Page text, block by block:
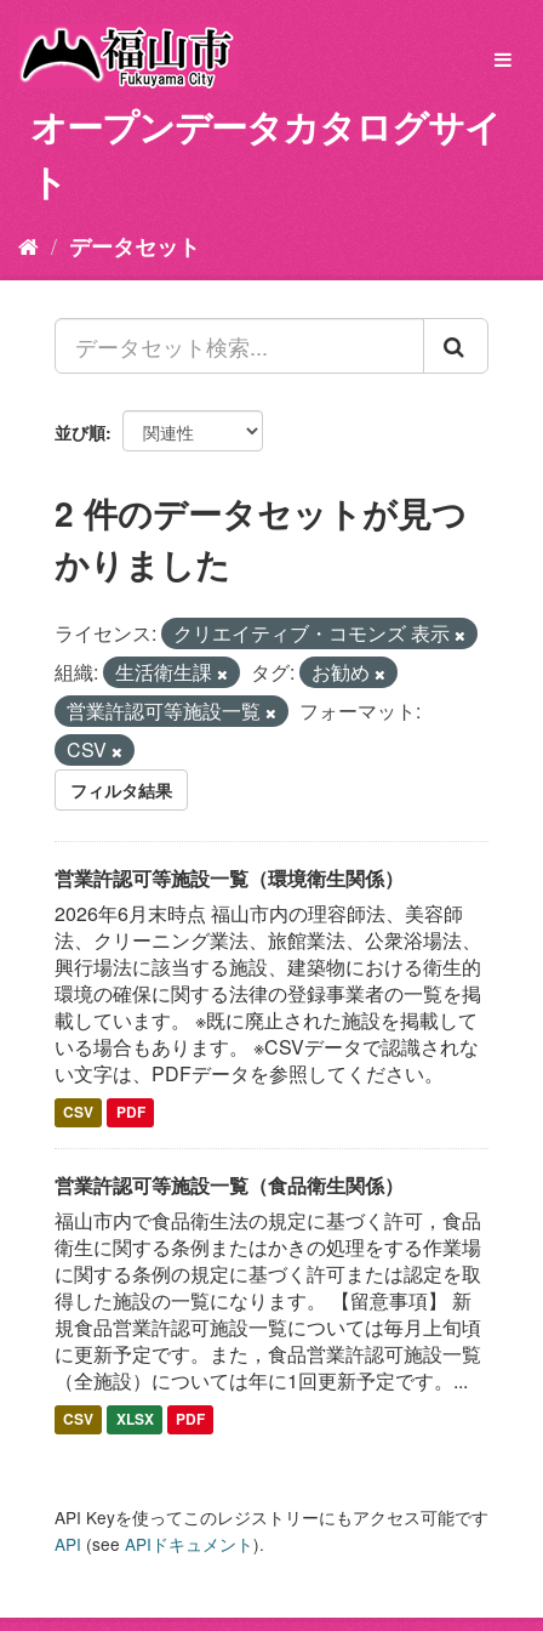
オープンデータカタログサイ
ト
データセット
並び順
2 件のデータセットが見つ
かりました
ライセンス:
クリエイティブ・コモンズ 表示
組織:
生活衛生課 タグ:
お勧め
営業許認可等施設一覧
フォーマット:
CSV
フィルタ結果
営業許認可等施設一覧（環境衛生関係）
2026年6月末時点 福山市内の理容師法、美容師
法、クリーニング業法、旅館業法、公衆浴場法、
興行場法に該当する施設、建築物における衛生的
環境の確保に関する法律の登録事業者の一覧を掲
載しています。 ※既に廃止された施設を掲載して
いる場合もあります。 ※CSVデータで認識されな
い文字は、PDFデータを参照してください。
CSV PDF
営業許認可等施設一覧（食品衛生関係）
福山市内で食品衛生法の規定に基づく許可，食品
衛生に関する条例またはかきの処理をする作業場
に関する条例の規定に基づく許可または認定を取
得した施設の一覧になります。 【留意事項】 新
規食品営業許認可施設一覧については毎月上旬頃
に更新予定です。また，食品営業許認可施設一覧
（全施設）については年に1回更新予定です。...
CSV XLSX PDF
API Keyを使ってこのレジストリーにもアクセス可能です
API (see APIドキュメント).